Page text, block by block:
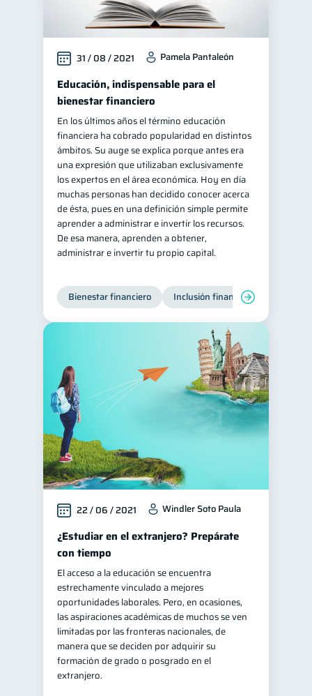
31 / 08 / 2021 Pamela Pantaleón
Educación, indispensable para el
bienestar financiero
En los últimos años el término educación
financiera ha cobrado popularidad en distintos
ámbitos. Su auge se explica porque antes era
una expresión que utilizaban exclusivamente
los expertos en el área económica. Hoy en día
muchas personas han decidido conocer acerca
de ésta, pues en una definición simple permite
aprender a administrar e invertir los recursos.
De esa manera, aprenden a obtener,
administrar e invertir tu propio capital.
Bienestar financiero Inclusión financiera
22 / 06 / 2021 Windler Soto Paula
¿Estudiar en el extranjero? Prepárate
con tiempo
El acceso a la educación se encuentra
estrechamente vinculado a mejores
oportunidades laborales. Pero, en ocasiones,
las aspiraciones académicas de muchos se ven
limitadas por las fronteras nacionales, de
manera que se deciden por adquirir su
formación de grado o posgrado en el
extranjero.